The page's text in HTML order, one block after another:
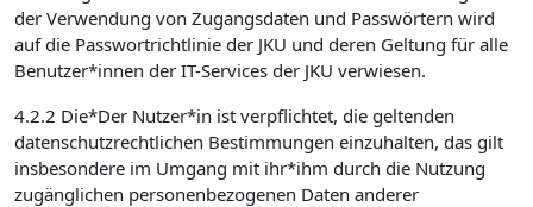
der Verwendung von Zugangsdaten und Passwörtern wird
auf die Passwortrichtlinie der JKU und deren Geltung für alle
Benutzer*innen der IT-Services der JKU verwiesen.
4.2.2 Die*Der Nutzer*in ist verpflichtet, die geltenden
datenschutzrechtlichen Bestimmungen einzuhalten, das gilt
insbesondere im Umgang mit ihr*ihm durch die Nutzung
zugänglichen personenbezogenen Daten anderer